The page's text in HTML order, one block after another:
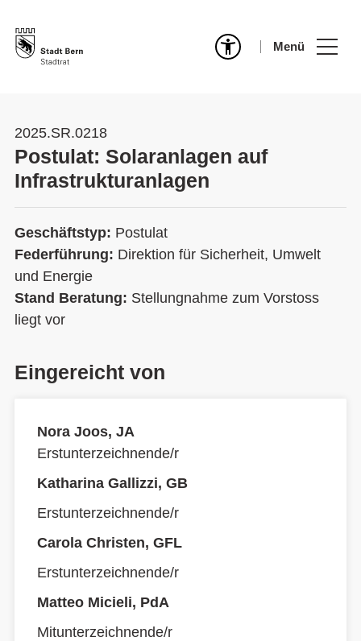
Menü
2025.SR.0218
Postulat: Solaranlagen auf
Infrastrukturanlagen
Geschäftstyp: Postulat
Federführung: Direktion für Sicherheit, Umwelt
und Energie
Stand Beratung: Stellungnahme zum Vorstoss
liegt vor
Eingereicht von
Nora Joos, JA
Erstunterzeichnende/r
Katharina Gallizzi, GB
Erstunterzeichnende/r
Carola Christen, GFL
Erstunterzeichnende/r
Matteo Micieli, PdA
Mitunterzeichnende/r